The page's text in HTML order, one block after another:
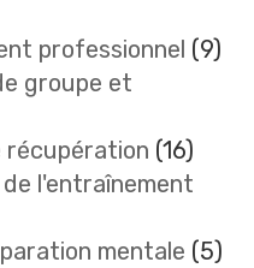
professionnel (9)
groupe et
récupération (16)
l'entraînement
mentale (5)